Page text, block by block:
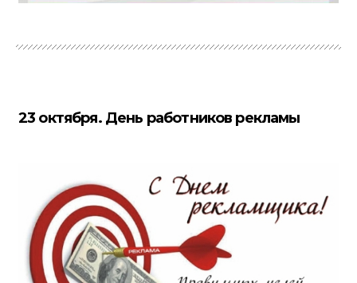
23 октября. День работников рекламы